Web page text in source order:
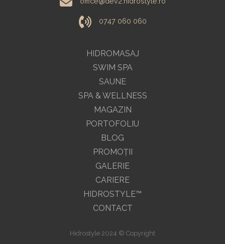
HIDROMASAJ
SWIM SPA
SAUNE
SPA & WELLNESS
MAGAZIN
0747 060 060
PORTOFOLIU
BLOG
PROMOŢII
GALERIE
CARIERE
HIDROSTYLE™
CONTACT
Hidrostyle 2024 © Copyright